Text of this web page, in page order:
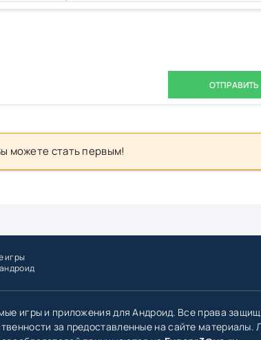
ОТПРАВИТЬ
можете стать первым!
игры
игры и приложения для Андроид. Все права
за предоставленные на сайте